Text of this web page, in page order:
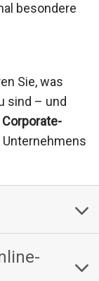
besondere
Sie, was
sind – und
Corporate-